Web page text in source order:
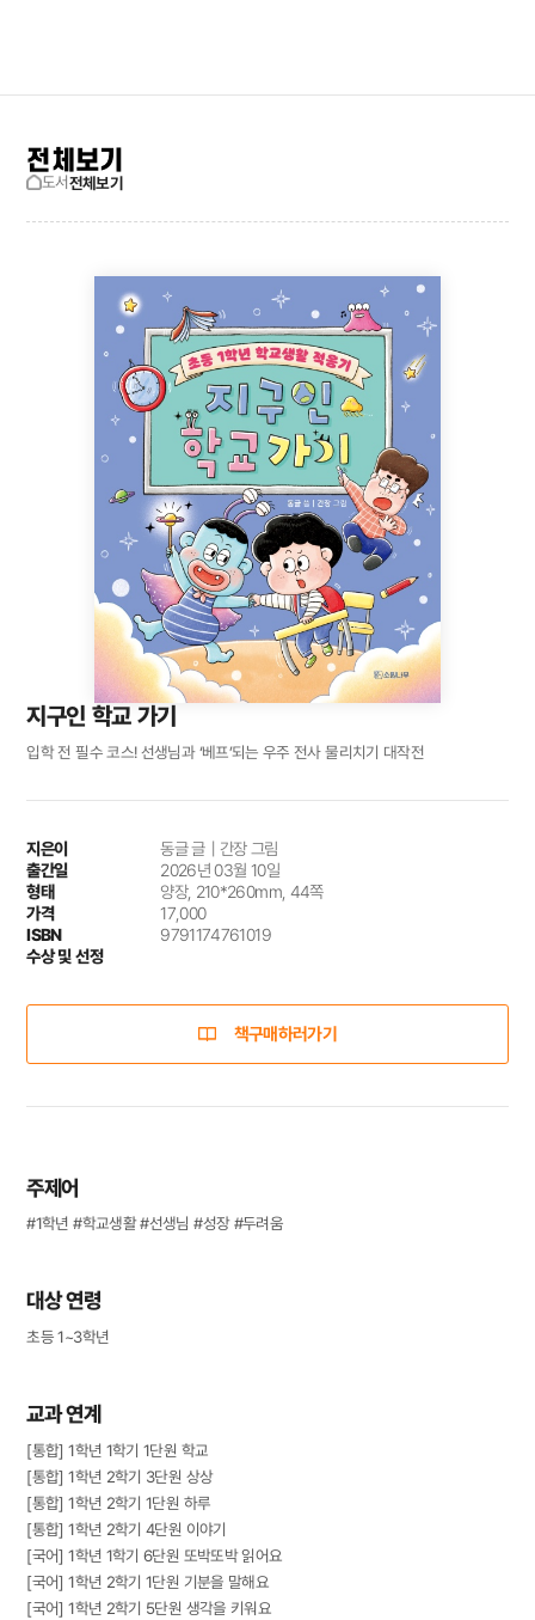
전체보기
도서전체보기
지구인 학교 가기
입학 전 필수 코스! 선생님과 ‘베프’되는 우주 전사 물리치기 대작전
지은이 동글 글｜간장 그림
출간일 2026년 03월 10일
형태 양장, 210*260mm, 44쪽
가격 17,000
ISBN 9791174761019
수상 및 선정
책구매하러가기
주제어
#1학년 #학교생활 #선생님 #성장 #두려움
대상 연령
초등 1~3학년
교과 연계
[통합] 1학년 1학기 1단원 학교
[통합] 1학년 2학기 3단원 상상
[통합] 1학년 2학기 1단원 하루
[통합] 1학년 2학기 4단원 이야기
[국어] 1학년 1학기 6단원 또박또박 읽어요
[국어] 1학년 2학기 1단원 기분을 말해요
[국어] 1학년 2학기 5단원 생각을 키워요